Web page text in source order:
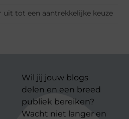
uit tot een aantrekkelijke keuze
Wil jij jouw blogs
delen en een breed
publiek bereiken?
Wacht niet langer en